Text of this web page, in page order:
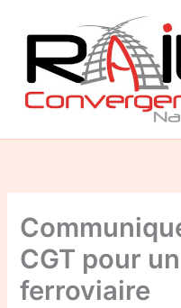
contenu
CGT pour
ferroviaire